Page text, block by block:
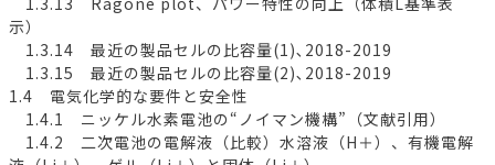
示）
1.3.14 最近の製品セルの比容量(1)､2018-2019
1.3.15 最近の製品セルの比容量(2)､2018-2019
1.4 電気化学的な要件と安全性
1.4.1 ニッケル水素電池の“ノイマン機構”（文献引用）
1.4.2 二次電池の電解液（比較）水溶液（H＋）、有機電解